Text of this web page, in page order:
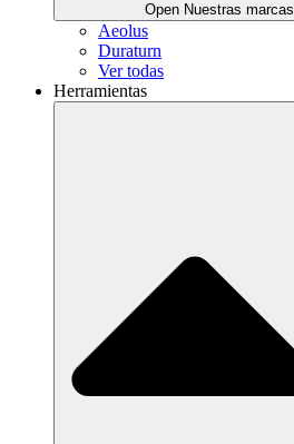
Open Nuestras marcas
Aeolus
Duraturn
Ver todas
Herramientas